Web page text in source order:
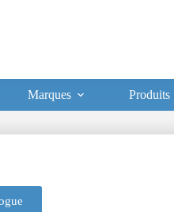
Marques Produits